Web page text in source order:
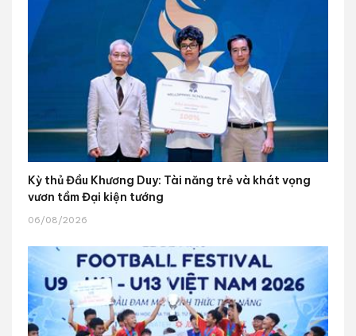
Kỳ thủ Đầu Khương Duy: Tài năng trẻ và khát vọng
vươn tầm Đại kiện tướng
06/08/2026